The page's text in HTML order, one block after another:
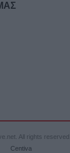
All rights reserved.
Centiva